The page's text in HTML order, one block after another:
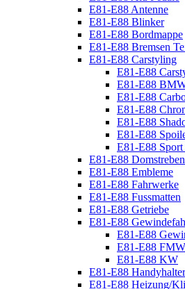
E81-E88 Antenne
E81-E88 Blinker
E81-E88 Bordmappe
E81-E88 Bremsen
E81-E88 Carstyling
E81-E88
E81-E88
E81-E88
E81-E88
E81-E88
E81-E88
E81-E88 Sport
E81-E88 Domstreben
E81-E88 Embleme
E81-E88 Fahrwerke
E81-E88 Fussmatten
E81-E88 Getriebe
E81-E88
E81-E88
E81-E88 FMW
E81-E88 KW
E81-E88
E81-E88 Heizung/